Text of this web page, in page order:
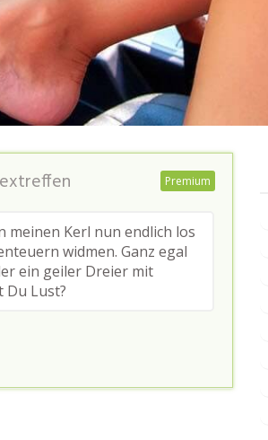
Premium
meinen Kerl nun endlich los
widmen. Ganz egal
ein geiler Dreier mit
Du Lust?